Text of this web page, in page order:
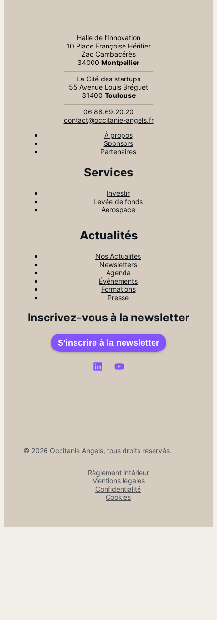
Halle de l’Innovation
10 Place Françoise Héritier
Zac Cambacérès
34000 Montpellier
—————————————
La Cité des startups
55 Avenue Louis Bréguet
31400 Toulouse
—————————————
06.88.69.20.20
contact@occitanie-angels.fr
À propos
Sponsors
Partenaires
Services
Investir
Levée de fonds
Aerospace
Actualités
Nos Actualités
Newsletters
Agenda
Événements
Formations
Presse
Inscrivez-vous à la newsletter
S'inscrire à la newsletter
© 2026 Occitanie Angels, tous droits réservés.
Règlement intérieur
Mentions légales
Confidentialité
Cookies